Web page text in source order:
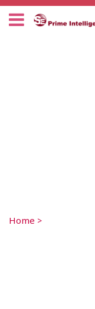
Home >